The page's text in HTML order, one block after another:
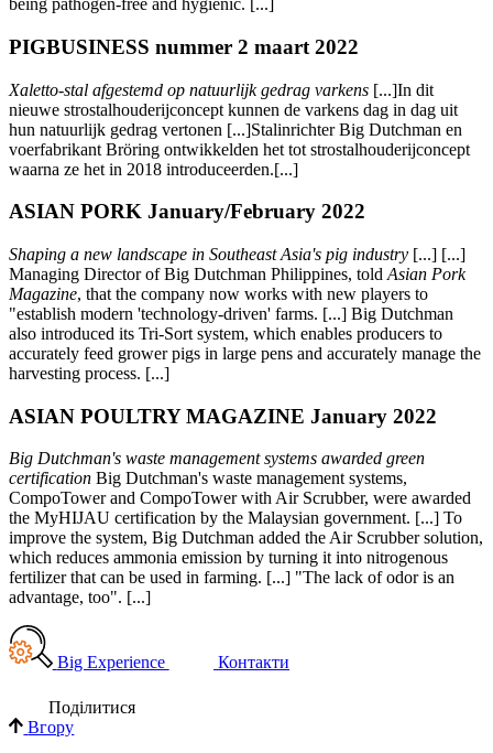
being pathogen-free and hygienic. [...]
PIGBUSINESS nummer 2 maart 2022
Xaletto-stal afgestemd op natuurlijk gedrag varkens [...]In dit
nieuwe strostalhouderijconcept kunnen de varkens dag in dag uit
hun natuurlijk gedrag vertonen [...]Stalinrichter Big Dutchman en
voerfabrikant Bröring ontwikkelden het tot strostalhouderijconcept
waarna ze het in 2018 introduceerden.[...]
ASIAN PORK January/February 2022
Shaping a new landscape in Southeast Asia's pig industry [...] [...]
Managing Director of Big Dutchman Philippines, told Asian Pork
Magazine, that the company now works with new players to
"establish modern 'technology-driven' farms. [...] Big Dutchman
also introduced its Tri-Sort system, which enables producers to
accurately feed grower pigs in large pens and accurately manage the
harvesting process. [...]
ASIAN POULTRY MAGAZINE January 2022
Big Dutchman's waste management systems awarded green
certification Big Dutchman's waste management systems,
CompoTower and CompoTower with Air Scrubber, were awarded
the MyHIJAU certification by the Malaysian government. [...] To
improve the system, Big Dutchman added the Air Scrubber solution,
which reduces ammonia emission by turning it into nitrogenous
fertilizer that can be used in farming. [...] "The lack of odor is an
advantage, too". [...]
Big Experience Контакти
Поділи­тися
Вгору